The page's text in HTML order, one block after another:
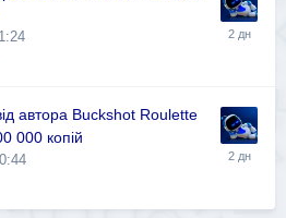
автора Buckshot Roulette
000 копій